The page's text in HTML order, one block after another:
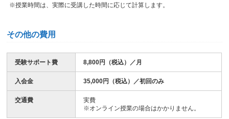
※授業時間は、実際に受講した時間に応じて計算します。
その他の費用
受験サポート費 8,800円（税込）／月
入会金 35,000円（税込）／初回のみ
交通費
実費
※オンライン授業の場合はかかりません。